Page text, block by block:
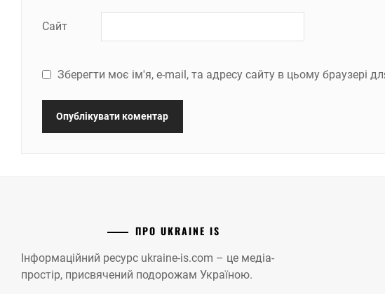
Сайт
Зберегти моє ім'я, e-mail, та адресу сайту в цьому браузері
ПРО UKRAINE IS
Інформаційний ресурс ukraine-is.com – це медіа-
простір, присвячений подорожам Україною.